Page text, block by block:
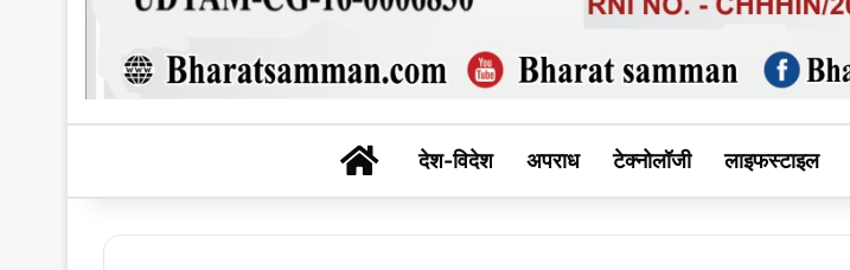
BHARAT SAMMAN
देश-विदेश अपराध टेक्नोलॉजी लाइफस्टाइल